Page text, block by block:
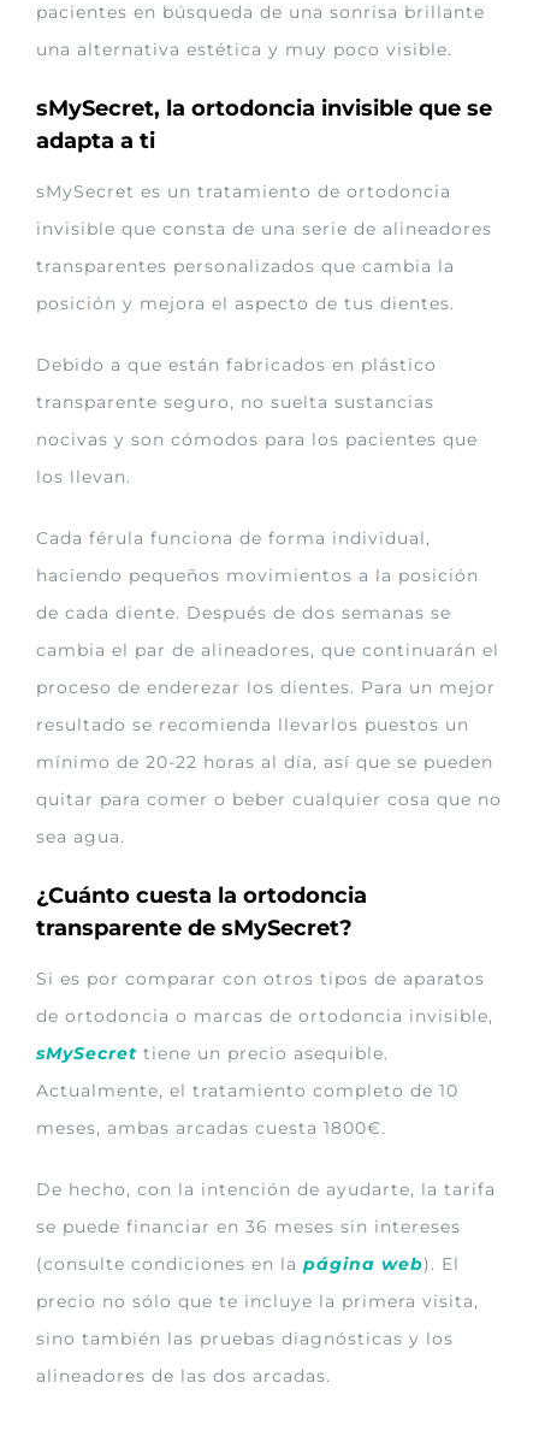
pacientes en búsqueda de una sonrisa brillante
una alternativa estética y muy poco visible.
sMySecret, la ortodoncia invisible que se
adapta a ti
sMySecret es un tratamiento de ortodoncia
invisible que consta de una serie de alineadores
transparentes personalizados que cambia la
posición y mejora el aspecto de tus dientes.
Debido a que están fabricados en plástico
transparente seguro, no suelta sustancias
nocivas y son cómodos para los pacientes que
los llevan.
Cada férula funciona de forma individual,
haciendo pequeños movimientos a la posición
de cada diente. Después de dos semanas se
cambia el par de alineadores, que continuarán el
proceso de enderezar los dientes. Para un mejor
resultado se recomienda llevarlos puestos un
mínimo de 20-22 horas al día, así que se pueden
quitar para comer o beber cualquier cosa que no
sea agua.
¿Cuánto cuesta la ortodoncia
transparente de sMySecret?
Si es por comparar con otros tipos de aparatos
de ortodoncia o marcas de ortodoncia invisible,
sMySecret tiene un precio asequible.
Actualmente, el tratamiento completo de 10
meses, ambas arcadas cuesta 1800€.
De hecho, con la intención de ayudarte, la tarifa
se puede financiar en 36 meses sin intereses
(consulte condiciones en la página web). El
precio no sólo que te incluye la primera visita,
sino también las pruebas diagnósticas y los
alineadores de las dos arcadas.